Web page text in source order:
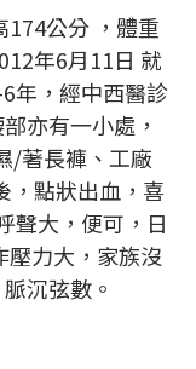
公分 ，體重
年6月11日 就
年，經中西醫診
亦有一小處，
/著長褲、工廠
，點狀出血，喜
聲大，便可，日
壓力大，家族沒
沉弦數。